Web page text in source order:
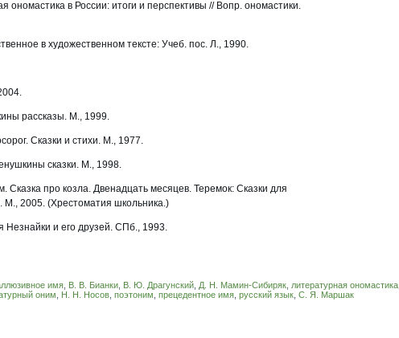
ономастика в России: итоги и перспективы // Вопр. ономастики.
в художественном тексте: Учеб. пос. Л., 1990.
рассказы. М., 1999.
Сказки и стихи. М., 1977.
сказки. М., 1998.
Сказка про козла. Двенадцать месяцев. Теремок: Сказки для
М., 2005. (Хрестоматия школьника.)
Незнайки и его друзей. СПб., 1993.
имя В. В. Бианки В. Ю. Драгунский Д. Н. Мамин-Сибиряк литературная ономастика
оним Н. Н. Носов поэтоним прецедентное имя русский язык С. Я. Маршак